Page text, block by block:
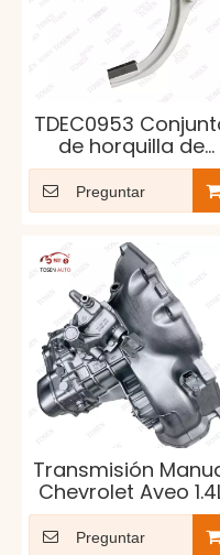
TDEC0953
de horquilla de
cambio de
transmisión para
TR4050
Preguntar
Transmisión
Chevrolet Aveo
1.6L
Preguntar